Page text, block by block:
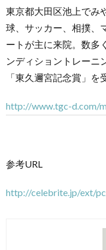
東京都大田区池上でみ
球、サッカー、相撲、
ートが主に来院。数多
ンディショントレーニ
「東久邇宮記念賞」を
http://www.tgc-d.com/
参考URL
http://celebrite.jp/ext/